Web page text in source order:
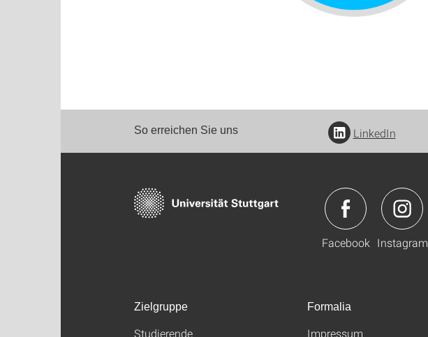
So erreichen Sie uns LinkedIn
Facebook Instagram
Zielgruppe
Studierende
Formalia
Impressum